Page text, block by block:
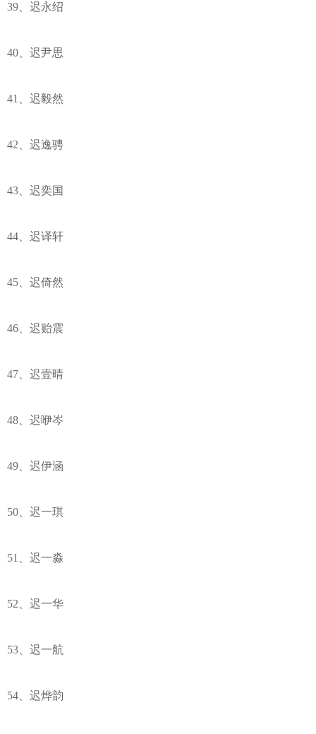
39、迟永绍
40、迟尹思
41、迟毅然
42、迟逸骋
43、迟奕国
44、迟译轩
45、迟倚然
46、迟贻震
47、迟壹晴
48、迟咿岑
49、迟伊涵
50、迟一琪
51、迟一淼
52、迟一华
53、迟一航
54、迟烨韵